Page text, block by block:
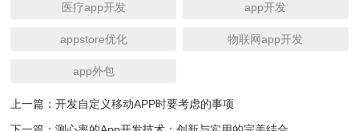
医疗app开发 app开发
appstore优化 物联网app开发
app外包
上一篇：开发自定义移动APP时要考虑的事项